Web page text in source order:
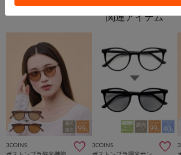
3COINS
3COINS